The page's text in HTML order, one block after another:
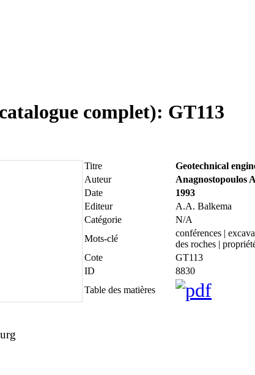
complet): GT113
Titre
Geotechnical
Auteur
Anagnostopoulos
Date
1993
Editeur
A.A. Balkema
Catégorie
N/A
Mots-clé
conférences |
des roches |
Cote
GT113
ID
8830
Table des matières